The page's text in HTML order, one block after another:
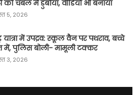
को चंबल में डुबोया, वीडियो भी बनाया
5, 2026
में उपद्रव: स्कूल वैन पर पथराव, बच्चे
में, पुलिस बोली- मामूली टक्कर
3, 2026